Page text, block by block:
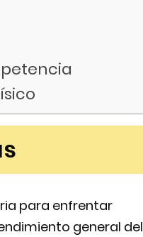
para enfrentar
general del